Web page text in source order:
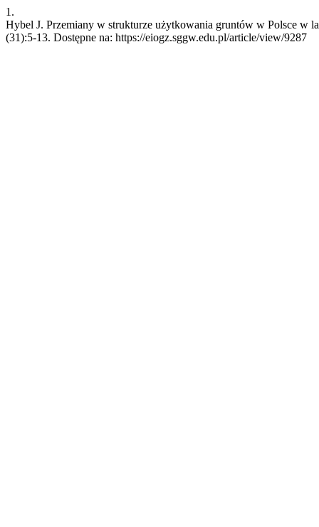
1.
Hybel J. Przemiany w strukturze użytkowania gruntów w Polsce w
(31):5-13. Dostępne na: https://eiogz.sggw.edu.pl/article/view/9287